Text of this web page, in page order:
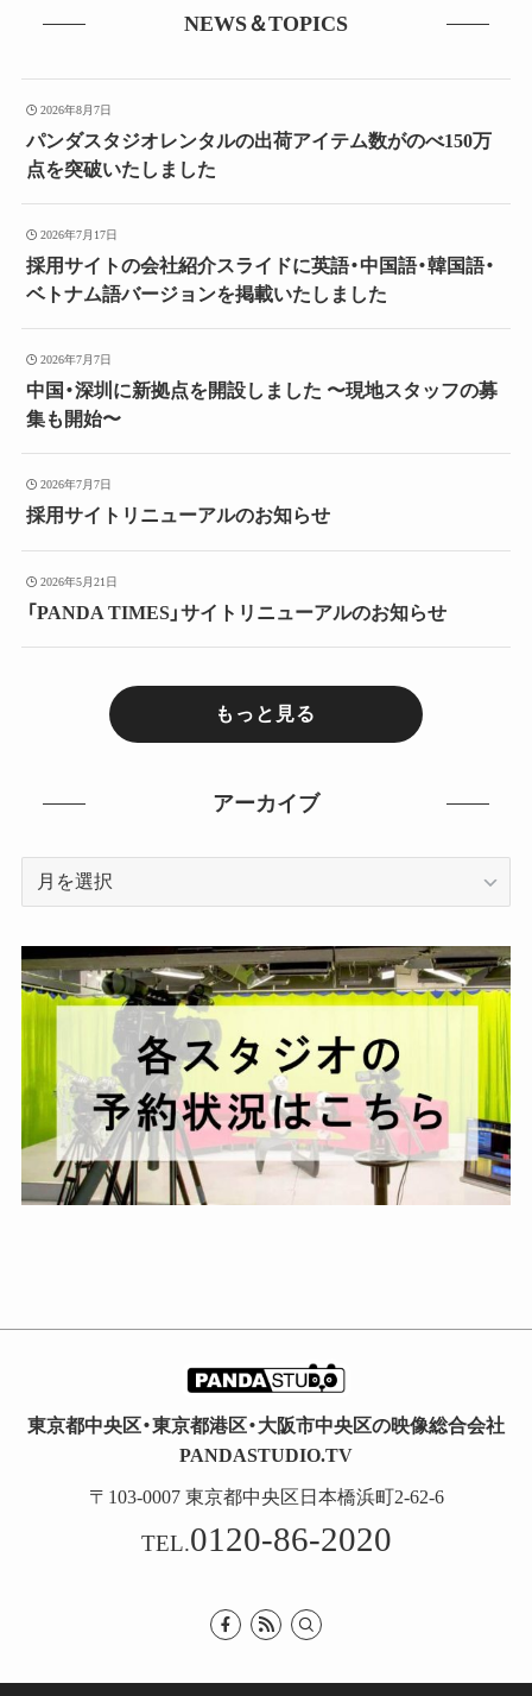
NEWS＆TOPICS
2026年8月7日
パンダスタジオレンタルの出荷アイテム数がのべ150万
点を突破いたしました
2026年7月17日
採用サイトの会社紹介スライドに英語・中国語・韓国語・
ベトナム語バージョンを掲載いたしました
2026年7月7日
中国・深圳に新拠点を開設しました 〜現地スタッフの募
集も開始〜
2026年7月7日
採用サイトリニューアルのお知らせ
2026年5月21日
「PANDA TIMES」サイトリニューアルのお知らせ
もっと見る
アーカイブ
イ
ブ
東京都中央区・東京都港区・大阪市中央区の映像総合会社
PANDASTUDIO.TV
〒103-0007 東京都中央区日本橋浜町2-62-6
TEL.0120-86-2020